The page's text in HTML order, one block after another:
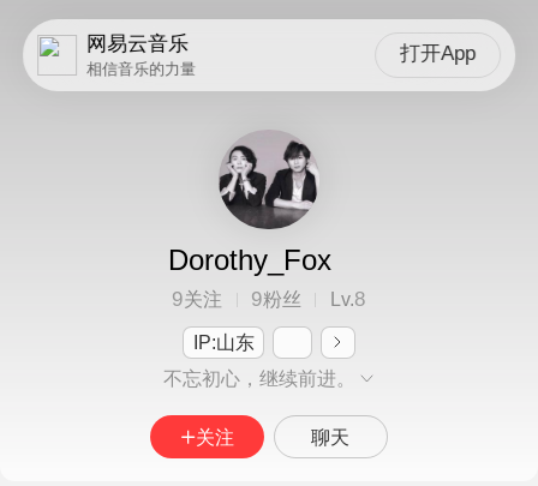
网易云音乐
相信音乐的力量
打开App
Dorothy_Fox
9关注 9粉丝 Lv.8
IP:山东
不忘初心，继续前进。
关注 聊天